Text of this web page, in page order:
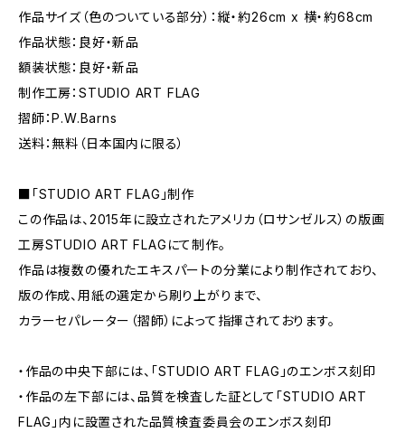
作品サイズ（色のついている部分）：縦・約26cm x 横・約68cm
作品状態：良好・新品
額装状態：良好・新品
制作工房：STUDIO ART FLAG
摺師：P.W.Barns
送料：無料（日本国内に限る）
■「STUDIO ART FLAG」制作
この作品は、2015年に設立されたアメリカ（ロサンゼルス）の版画
工房STUDIO ART FLAGにて制作。
作品は複数の優れたエキスパートの分業により制作されており、
版の作成、用紙の選定から刷り上がりまで、
カラーセパレーター（摺師）によって指揮されております。
・作品の中央下部には、「STUDIO ART FLAG」のエンボス刻印
・作品の左下部には、品質を検査した証として「STUDIO ART
FLAG」内に設置された品質検査委員会のエンボス刻印